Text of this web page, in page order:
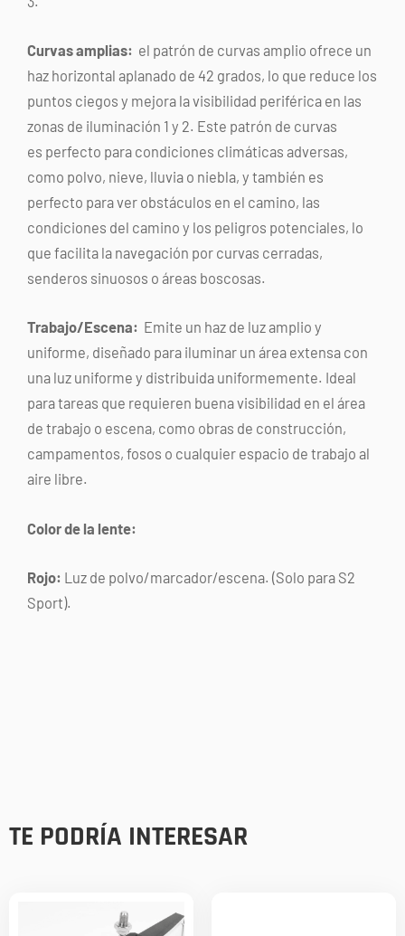
Curvas amplias: el patrón de curvas amplio ofrece un
haz horizontal aplanado de 42 grados, lo que reduce los
puntos ciegos y mejora la visibilidad periférica en las
zonas de iluminación 1 y 2. Este patrón de curvas
es perfecto para condiciones climáticas adversas,
como polvo, nieve, lluvia o niebla, y también es
perfecto para ver obstáculos en el camino, las
condiciones del camino y los peligros potenciales, lo
que facilita la navegación por curvas cerradas,
senderos sinuosos o áreas boscosas.
Trabajo/Escena: Emite un haz de luz amplio y
uniforme, diseñado para iluminar un área extensa con
una luz uniforme y distribuida uniformemente. Ideal
para tareas que requieren buena visibilidad en el área
de trabajo o escena, como obras de construcción,
campamentos, fosos o cualquier espacio de trabajo al
aire libre.
Color de la lente:
Rojo: Luz de polvo/marcador/escena. (Solo para S2
Sport).
TE PODRÍA INTERESAR